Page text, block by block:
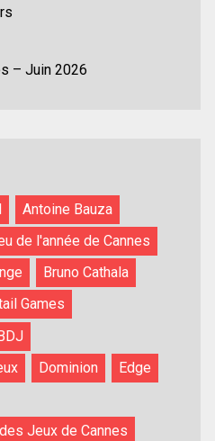
– Juin 2026
Antoine Bauza
de l'année de Cannes
Bruno Cathala
Games
Dominion
Edge
Jeux de Cannes